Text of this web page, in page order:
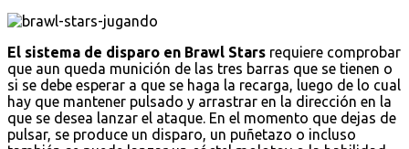
El sistema de disparo en Brawl Stars requiere comprobar
que aun queda munición de las tres barras que se tienen o
si se debe esperar a que se haga la recarga, luego de lo cual
hay que mantener pulsado y arrastrar en la dirección en la
que se desea lanzar el ataque. En el momento que dejas de
pulsar, se produce un disparo, un puñetazo o incluso